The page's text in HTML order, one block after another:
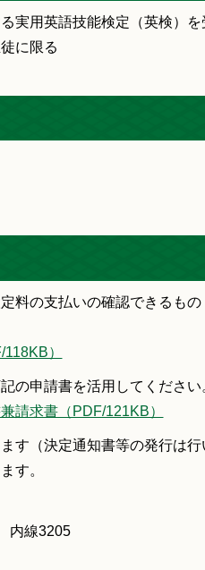
実用英語技能検定（英検）
に限る
料の支払いの確認できるも
）
の申請書を活用してください
請求書（PDF/121KB）
す（決定通知書等の発行は行
す。
線3205